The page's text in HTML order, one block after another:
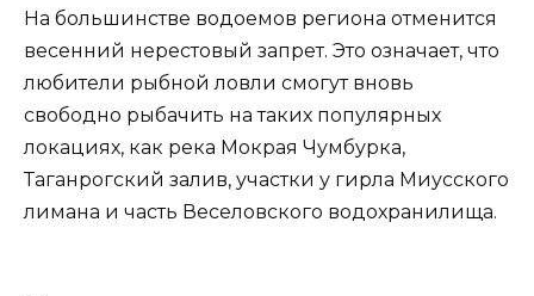
На большинстве водоемов региона отменится
весенний нерестовый запрет. Это означает, что
любители рыбной ловли смогут вновь
свободно рыбачить на таких популярных
локациях, как река Мокрая Чумбурка,
Таганрогский залив, участки у гирла Миусского
лимана и часть Веселовского водохранилища.